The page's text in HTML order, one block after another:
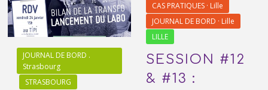
JOURNAL DE BORD .
Strasbourg
STRASBOURG
CAS PRATIQUES · Lille
JOURNAL DE BORD · Lille
LILLE
SESSION #12
& #13 :